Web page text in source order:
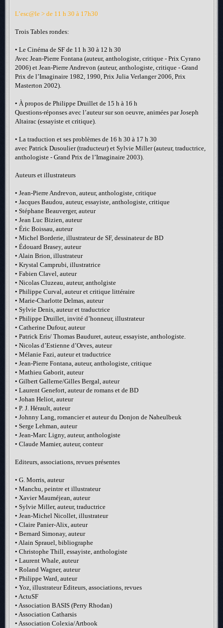
L’esc@le > de 11 h 30 à 17h30
Trois Tables rondes:
• Le Cinéma de SF de 11 h 30 à 12 h 30
Avec Jean-Pierre Fontana (auteur, anthologiste, critique - Prix Cyrano
2006) et Jean-Pierre Andrevon (auteur, anthologiste, critique - Grand
Prix de l’Imaginaire 1982, 1990, Prix Julia Verlanger 2006, Prix
Masterton 2002).
• À propos de Philippe Druillet de 15 h à 16 h
Questions-réponses avec l’auteur sur son oeuvre, animées par Joseph
Altairac (essayiste et critique).
• La traduction et ses problèmes de 16 h 30 à 17 h 30
avec Patrick Dusoulier (traducteur) et Sylvie Miller (auteur, traductrice,
anthologiste - Grand Prix de l’Imaginaire 2003).
Auteurs et illustrateurs
• Jean-Pierre Andrevon, auteur, anthologiste, critique
• Jacques Baudou, auteur, essayiste, anthologiste, critique
• Stéphane Beauverger, auteur
• Jean Luc Bizien, auteur
• Éric Boissau, auteur
• Michel Borderie, illustrateur de SF, dessinateur de BD
• Édouard Brasey, auteur
• Alain Brion, illustrateur
• Krystal Camprubi, illustratrice
• Fabien Clavel, auteur
• Nicolas Cluzeau, auteur, antholgiste
• Philippe Curval, auteur et critique littéraire
• Marie-Charlotte Delmas, auteur
• Sylvie Denis, auteur et traductrice
• Philippe Druillet, invité d’honneur, illustrateur
• Catherine Dufour, auteur
• Patrick Eris/ Thomas Bauduret, auteur, essayiste, anthologiste.
• Nicolas d’Estienne d’Orves, auteur
• Mélanie Fazi, auteur et traductrice
• Jean-Pierre Fontana, auteur, anthologiste, critique
• Mathieu Gaborit, auteur
• Gilbert Gallerne/Gilles Bergal, auteur
• Laurent Genefort, auteur de romans et de BD
• Johan Heliot, auteur
• P. J. Hérault, auteur
• Johnny Lang, romancier et auteur du Donjon de Naheulbeuk
• Serge Lehman, auteur
• Jean-Marc Ligny, auteur, anthologiste
• Claude Mamier, auteur, conteur
Editeurs, associations, revues présentes
• G. Morris, auteur
• Manchu, peintre et illustrateur
• Xavier Mauméjean, auteur
• Sylvie Miller, auteur, traductrice
• Jean-Michel Nicollet, illustrateur
• Claire Panier-Alix, auteur
• Bernard Simonay, auteur
• Alain Sprauel, bibliographe
• Christophe Thill, essayiste, anthologiste
• Laurent Whale, auteur
• Roland Wagner, auteur
• Philippe Ward, auteur
• Yoz, illustrateur Editeurs, associations, revues
• ActuSF
• Association BASIS (Perry Rhodan)
• Association Catharsis
• Association Colexia/Artbook